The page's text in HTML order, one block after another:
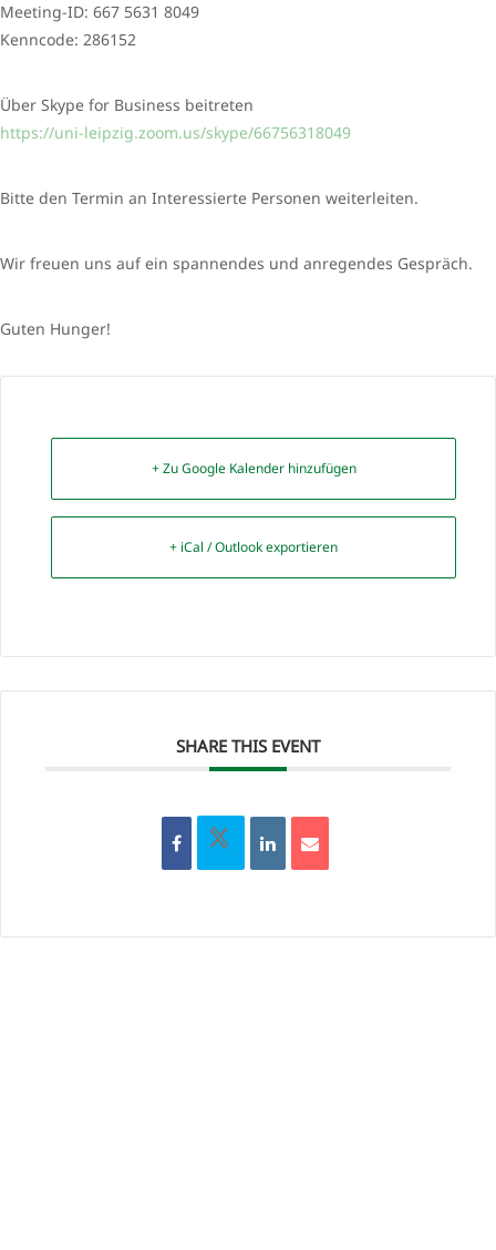
Meeting-ID: 667 5631 8049
Kenncode: 286152
Über Skype for Business beitreten
https://uni-leipzig.zoom.us/skype/66756318049
Bitte den Termin an Interessierte Personen weiterleiten.
Wir freuen uns auf ein spannendes und anregendes Gespräch.
Guten Hunger!
+ Zu Google Kalender hinzufügen
+ iCal / Outlook exportieren
SHARE THIS EVENT